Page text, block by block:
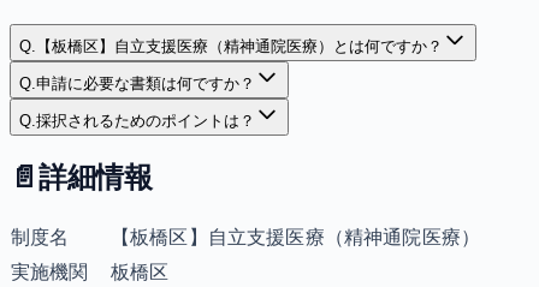
Q. 【板橋区】自立支援医療（精神通院医療）とは何ですか？
Q.申請に必要な書類は何ですか？
Q.採択されるためのポイントは？
📄 詳細情報
制度名
【板橋区】自立支援医療（精神通院医療）
実施機関
板橋区